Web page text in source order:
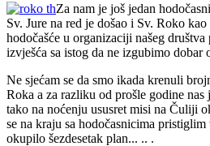
Za nam je još jedan
Sv. Jure na red je došao i Sv. Roko
hodočašće u organizaciji našeg
izvješća sa istog da ne izgubimo dobar
Ne sjećam se da smo ikada krenuli
Roka a za razliku od prošle godine
tako na noćenju ususret misi na Čuliji
se na kraju sa hodočasnicima
okupilo šezdesetak plan... .. .